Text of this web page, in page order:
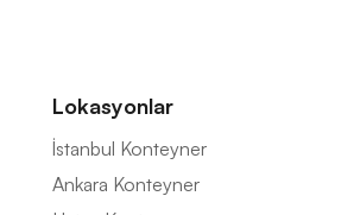
Lokasyonlar
İstanbul Konteyner
Ankara Konteyner